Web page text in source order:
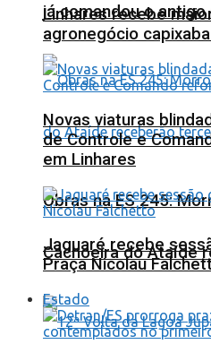
já comandou o antigo
Obras na ES 245:
Cachoeira do Ataíde
Linhares recebe
agronegócio
Novas viaturas
de Controle e
em Linhares
Jaguaré recebe
Praça Nicolau
Estado